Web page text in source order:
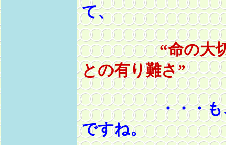
て、
“命の大
との有り難さ”
・・・も、再
ですね。